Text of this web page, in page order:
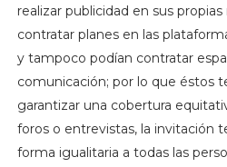
realizar publicidad en sus propias
contratar planes en las
y tampoco podían contratar
comunicación; por lo que éstos
garantizar una cobertura
foros o entrevistas, la invitación
forma igualitaria a todas las